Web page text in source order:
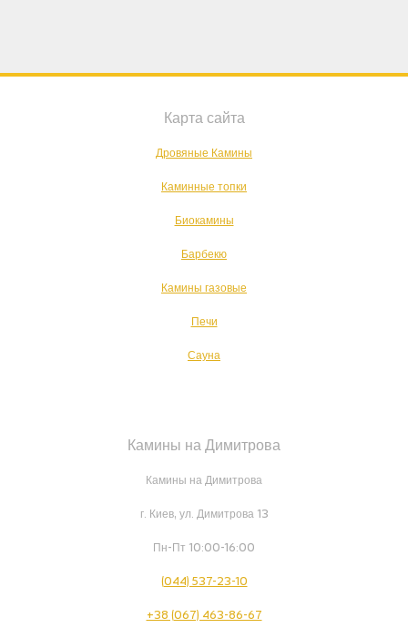
Карта сайта
Дровяные Камины
Каминные топки
Биокамины
Барбекю
Камины газовые
Печи
Сауна
Камины на Димитрова
Камины на Димитрова
г. Киев, ул. Димитрова 13
Пн-Пт 10:00-16:00
(044) 537-23-10
+38 (067) 463-86-67